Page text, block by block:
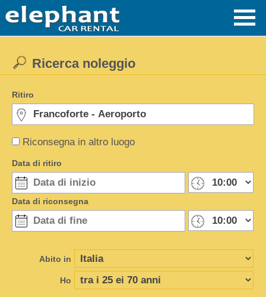
Riconsegna in altro luogo
Ricerca noleggio
Ritiro
Data di ritiro
Data di riconsegna
Abito in
Ho